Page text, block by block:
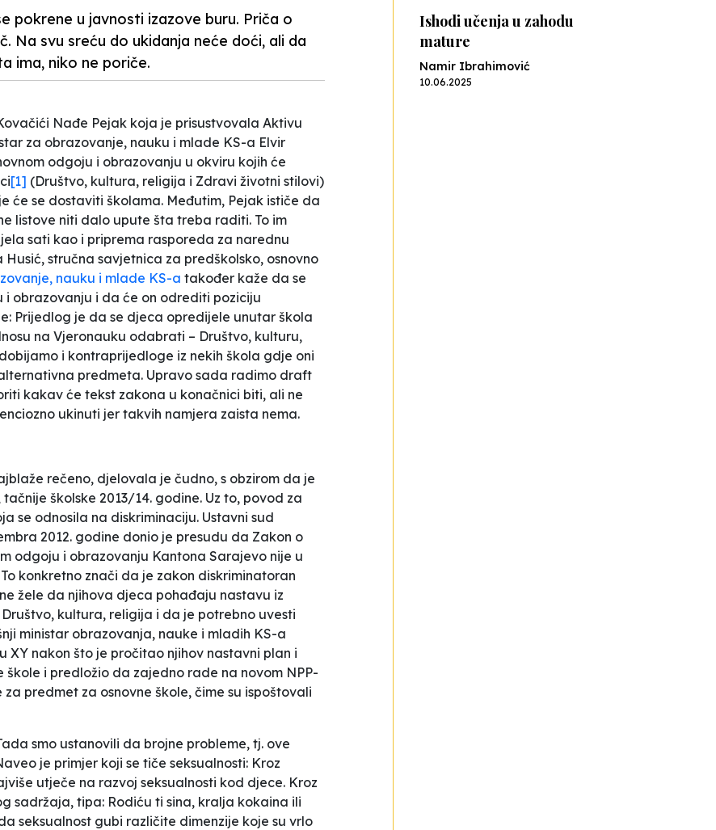
pokrene u javnosti izazove buru. Priča o
Na svu sreću do ukidanja neće doći, ali da
ima, niko ne poriče.
Nađe Pejak koja je prisustvovala Aktivu
za obrazovanje, nauku i mlade KS-a Elvir
odgoju i obrazovanju u okviru kojih će
[1] (Društvo, kultura, religija i Zdravi životni stilovi)
će se dostaviti školama. Međutim, Pejak ističe da
listove niti dalo upute šta treba raditi. To im
sati kao i priprema rasporeda za narednu
stručna savjetnica za predškolsko, osnovno
nauku i mlade KS-a također kaže da se
i obrazovanju i da će on odrediti poziciju
Prijedlog je da se djeca opredijele unutar škola
na Vjeronauku odabrati – Društvo, kulturu,
i kontraprijedloge iz nekih škola gdje oni
predmeta. Upravo sada radimo draft
kakav će tekst zakona u konačnici biti, ali ne
ukinuti jer takvih namjera zaista nema.
rečeno, djelovala je čudno, s obzirom da je
školske 2013/14. godine. Uz to, povod za
se odnosila na diskriminaciju. Ustavni sud
2012. godine donio je presudu da Zakon o
odgoju i obrazovanju Kantona Sarajevo nije u
To konkretno znači da je zakon diskriminatoran
žele da njihova djeca pohađaju nastavu iz
kultura, religija i da je potrebno uvesti
ministar obrazovanja, nauke i mladih KS-a
nakon što je pročitao njihov nastavni plan i
i predložio da zajedno rade na novom NPP-
predmet za osnovne škole, čime su ispoštovali
smo ustanovili da brojne probleme, tj. ove
je primjer koji se tiče seksualnosti: Kroz
utječe na razvoj seksualnosti kod djece. Kroz
sadržaja, tipa: Rodiću ti sina, kralja kokaina ili
seksualnost gubi različite dimenzije koje su vrlo
Ishodi učenja u zahodu
mature
Namir Ibrahimović
10.06.2025